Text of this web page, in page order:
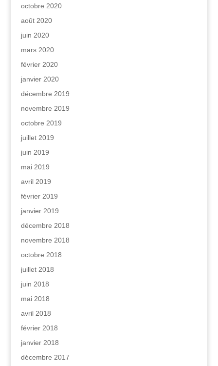
octobre 2020
août 2020
juin 2020
mars 2020
février 2020
janvier 2020
décembre 2019
novembre 2019
octobre 2019
juillet 2019
juin 2019
mai 2019
avril 2019
février 2019
janvier 2019
décembre 2018
novembre 2018
octobre 2018
juillet 2018
juin 2018
mai 2018
avril 2018
février 2018
janvier 2018
décembre 2017